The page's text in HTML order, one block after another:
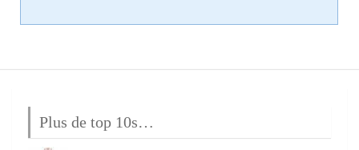
Plus de top 10s…